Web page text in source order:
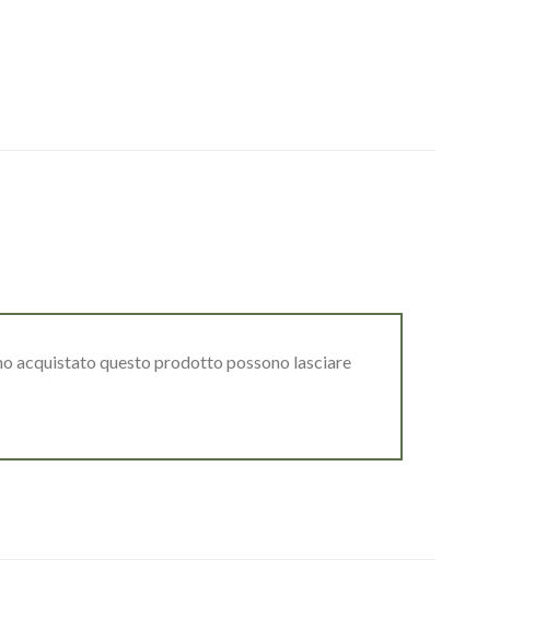
acquistato questo prodotto possono lasciare